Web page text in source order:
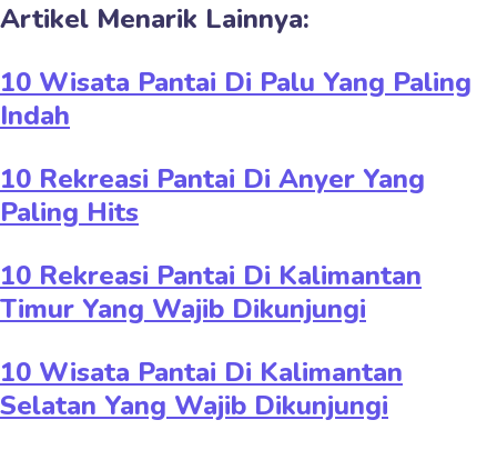
Artikel Menarik Lainnya:
10 Wisata Pantai Di Palu Yang Paling
Indah
10 Rekreasi Pantai Di Anyer Yang
Paling Hits
10 Rekreasi Pantai Di Kalimantan
Timur Yang Wajib Dikunjungi
10 Wisata Pantai Di Kalimantan
Selatan Yang Wajib Dikunjungi